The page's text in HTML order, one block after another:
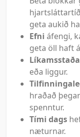
geta aukið
Efni áfengi,
geta öll haft
Líkamsstaða
eða liggur.
hraðað
spenntur.
Tími dags
næturnar.